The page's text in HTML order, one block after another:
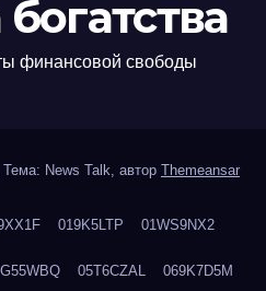
финансовой свободы
Тема: News Talk, автор Themeansar
019K5LTP 01WS9NX2
05T6CZAL 069K7D5M